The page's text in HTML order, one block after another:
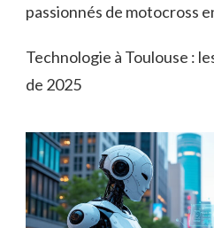
passionnés de motocross
Technologie à Toulouse :
de 2025